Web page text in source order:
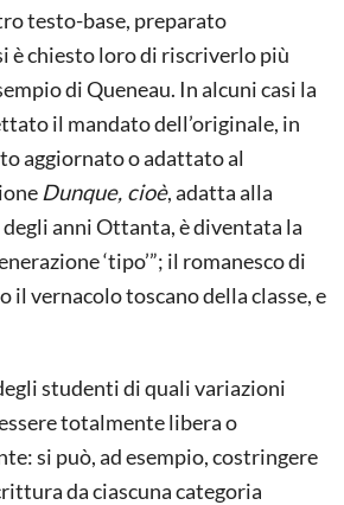
testo-base, preparato
è chiesto loro di riscriverlo più
di Queneau. In alcuni casi la
il mandato dell’originale, in
aggiornato o adattato al
Dunque, cioè, adatta alla
degli anni Ottanta, è diventata la
‘tipo’”; il romanesco di
il vernacolo toscano della classe, e
studenti di quali variazioni
totalmente libera o
si può, ad esempio, costringere
da ciascuna categoria